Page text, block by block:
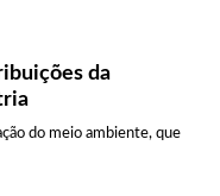
da
do meio ambiente, que